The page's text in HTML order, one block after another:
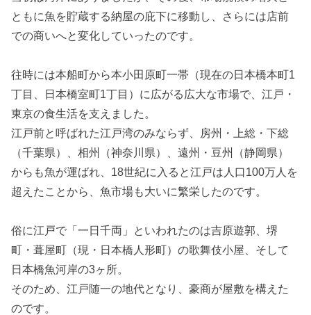
ともに魚を貯蔵する納屋の庇下に移動し、さらには店前
での商いへと変化していったのです。
往時には本船町から本小田原町一帯（現在の日本橋本町1
丁目、日本橋室町1丁目）に広がる広大な市場で、江戸・
東京の食生活を支えました。
江戸前と呼ばれた江戸湾のみならず、房州・上総・下総
（千葉県）、相州（神奈川県）、遠州・豆州（静岡県）
からも魚が運ばれ、18世紀に入ると江戸は人口100万人を
超えたことから、魚市場も大いに繁栄したのです。
俗に江戸で「一日千両」といわれたのは吉原遊郭、堺
町・葺屋町（現・日本橋人形町）の歌舞伎小屋、そして
日本橋魚河岸の3ヶ所。
そのため、江戸随一の地代となり、豪商が屋敷を構えた
のです。